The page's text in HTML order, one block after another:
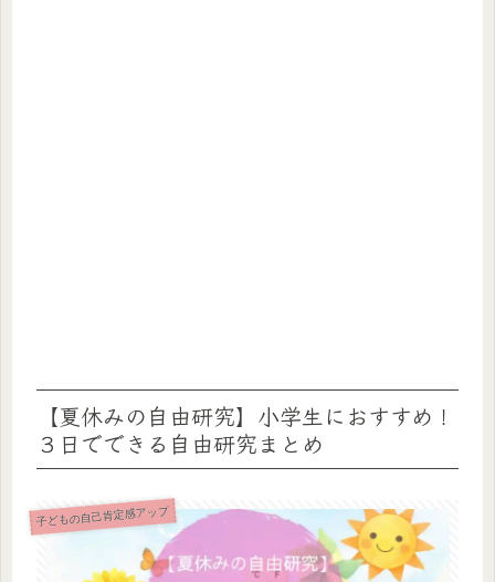
【夏休みの自由研究】小学生におすすめ！
３日でできる自由研究まとめ
子どもの自己肯定感アップ